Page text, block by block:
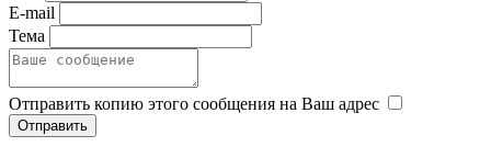
E-mail
Тема
Отправить копию этого сообщения на Ваш адрес